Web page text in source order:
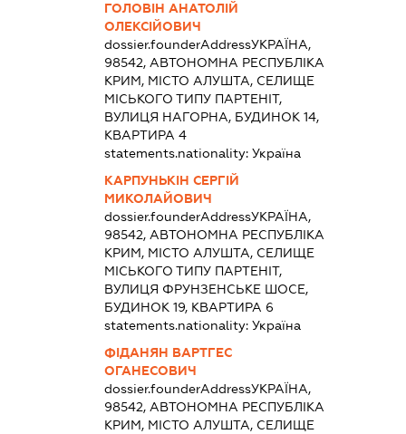
ГОЛОВІН АНАТОЛІЙ
ОЛЕКСІЙОВИЧ
dossier.founderAddressУКРАЇНА,
98542, АВТОНОМНА РЕСПУБЛІКА
КРИМ, МІСТО АЛУШТА, СЕЛИЩЕ
МІСЬКОГО ТИПУ ПАРТЕНІТ,
ВУЛИЦЯ НАГОРНА, БУДИНОК 14,
КВАРТИРА 4
statements.nationality:Україна
КАРПУНЬКІН СЕРГІЙ
МИКОЛАЙОВИЧ
dossier.founderAddressУКРАЇНА,
98542, АВТОНОМНА РЕСПУБЛІКА
КРИМ, МІСТО АЛУШТА, СЕЛИЩЕ
МІСЬКОГО ТИПУ ПАРТЕНІТ,
ВУЛИЦЯ ФРУНЗЕНСЬКЕ ШОСЕ,
БУДИНОК 19, КВАРТИРА 6
statements.nationality:Україна
ФІДАНЯН ВАРТГЕС
ОГАНЕСОВИЧ
dossier.founderAddressУКРАЇНА,
98542, АВТОНОМНА РЕСПУБЛІКА
КРИМ, МІСТО АЛУШТА, СЕЛИЩЕ